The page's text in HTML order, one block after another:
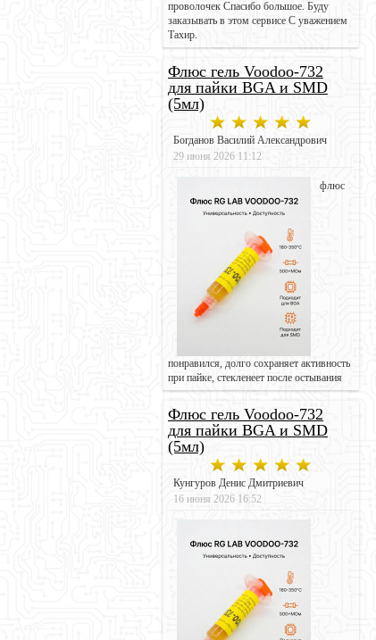
проволочек Спасибо большое. Буду
заказывать в этом сервисе С уважением
Тахир.
Флюс гель Voodoo-732
для пайки BGA и SMD
(5мл)
Богданов Василий Александрович
29 июня 2026 11:12
флюс
понравился, долго сохраняет активность
при пайке, стекленеет после остывания
Флюс гель Voodoo-732
для пайки BGA и SMD
(5мл)
Кунгуров Денис Дмитриевич
16 июня 2026 16:52